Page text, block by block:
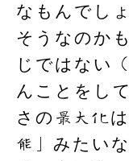
なもんでし
そうなのか
じではない
んことをし
さの最大化
能」みたい